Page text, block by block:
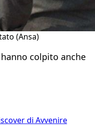
(Ansa)
colpito anche
di Avvenire